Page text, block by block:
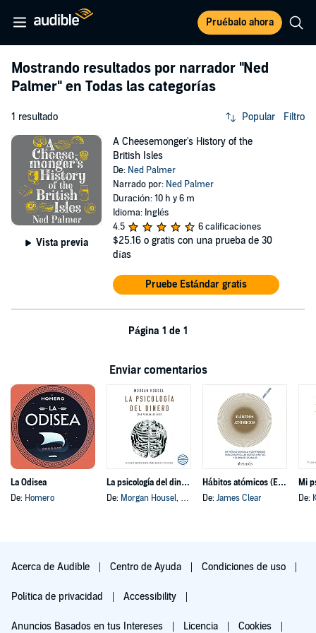
Pruébalo ahora
Mostrando resultados por narrador "Ned
Palmer" en Todas las categorías
1 resultado Popular Filtro
Vista previa
A Cheesemonger's History of the
British Isles
De: Ned Palmer
Narrado por: Ned Palmer
Duración: 10 h y 6 m
Idioma: Inglés
4.5
6 calificaciones
$25.16 o gratis con una prueba de 30
días
Pruebe Estándar gratis
Página 1 de 1
Enviar comentarios
La Odisea
De: Homero
La psicología del dinero
De: Morgan Housel, y otros
Hábitos atómicos (Español neutro)
De: James Clear
Mi
De:
Acerca de Audible Centro de Ayuda Condiciones de uso
Política de privacidad Accessibility
Anuncios Basados en tus Intereses Licencia Cookies